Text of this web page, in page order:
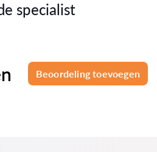
specialist
Beoordeling toevoegen